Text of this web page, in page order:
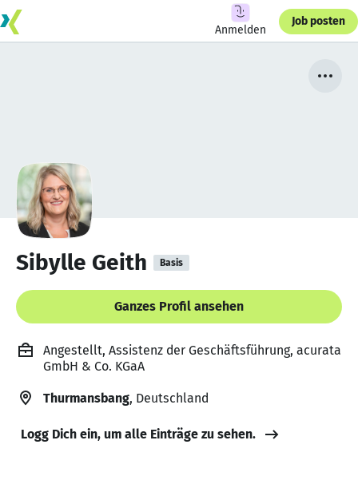
Anmelden
Job posten
Sibylle Geith Basis
Ganzes Profil ansehen
Angestellt, Assistenz der Geschäftsführung, acurata
GmbH & Co. KGaA
Thurmansbang, Deutschland
Logg Dich ein, um alle Einträge zu sehen.